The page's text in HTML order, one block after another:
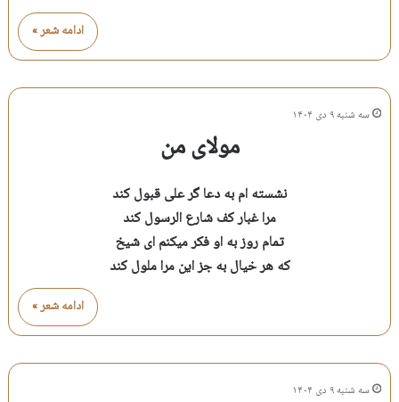
ادامه شعر »
سه شنبه ۹ دی ۱۴۰۴
مولای من
نشسته ام به دعا گر علی قبول کند
مرا غبار کف شارع الرسول کند
تمام روز به او فکر میکنم ای شیخ
که هر خیال به جز این مرا ملول کند
ادامه شعر »
سه شنبه ۹ دی ۱۴۰۴